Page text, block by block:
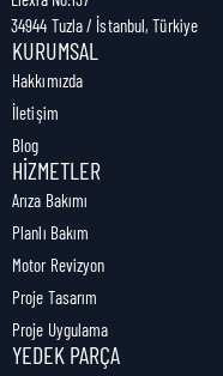
34944 Tuzla / İstanbul, Türkiye
KURUMSAL
Hakkımızda
İletişim
Blog
HIZMETLER
Arıza Bakımı
Planlı Bakım
Motor Revizyon
Proje Tasarım
Proje Uygulama
YEDEK PARÇA